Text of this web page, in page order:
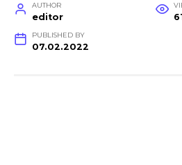
AUTHOR
editor
PUBLISHED BY
07.02.2022